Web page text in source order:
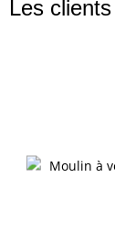
Les